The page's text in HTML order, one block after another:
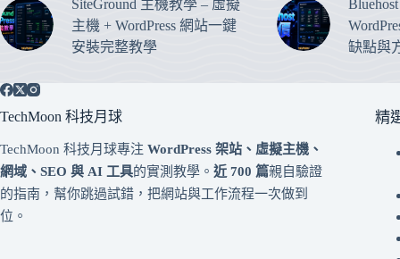
SiteGround 主機教學 – 虛擬
主機 + WordPress 網站一鍵
安裝完整教學
缺點與
TechMoon 科技月球
TechMoon 科技月球專注 WordPress 架站、虛擬主機、
網域、SEO 與 AI 工具的實測教學。 近 700 篇親自驗證
的指南，幫你跳過試錯，把網站與工作流程一次做到
位。
精